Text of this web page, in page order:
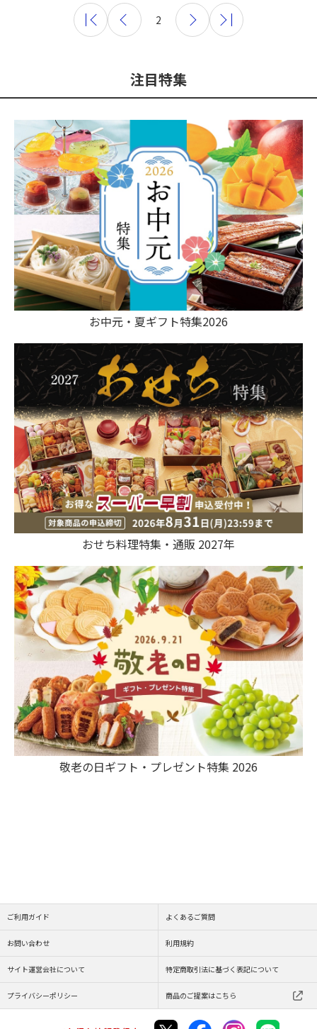
2
注目特集
お中元・夏ギフト特集2026
おせち料理特集・通販 2027年
敬老の日ギフト・プレゼント特集 2026
ご利用ガイド よくあるご質問
お問い合わせ 利用規約
サイト運営会社について 特定商取引法に基づく表記について
プライバシーポリシー 商品のご提案はこちら